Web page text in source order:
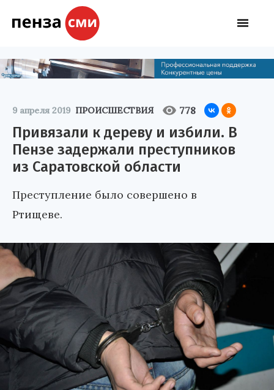
9 апреля 2019 ПРОИСШЕСТВИЯ 778
Привязали к дереву и избили. В
Пензе задержали преступников
из Саратовской области
Преступление было совершено в
Ртищеве.